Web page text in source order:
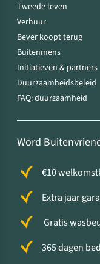
Tweede leven
Verhuur
Bever koopt terug
Buitenmens
Initiatieven & partners
Duurzaamheidsbeleid
FAQ: duurzaamheid
Word
€10
Extra jaar
Gratis
365 dagen